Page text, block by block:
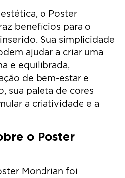
o Poster
benefícios para o
Sua simplicidade
ajudar a criar uma
e equilibrada,
de bem-estar e
sua paleta de cores
a criatividade e a
o Poster
Mondrian foi